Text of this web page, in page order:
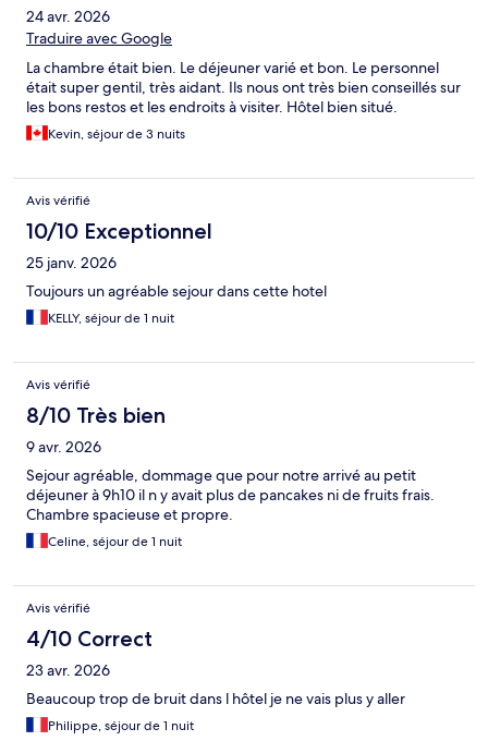
24 avr. 2026
Traduire avec Google
La chambre était bien. Le déjeuner varié et bon. Le personnel
était super gentil, très aidant. Ils nous ont très bien conseillés sur
les bons restos et les endroits à visiter. Hôtel bien situé.
Kevin, séjour de 3 nuits
Avis vérifié
10/10 Exceptionnel
25 janv. 2026
Toujours un agréable sejour dans cette hotel
KELLY, séjour de 1 nuit
Avis vérifié
8/10 Très bien
9 avr. 2026
Sejour agréable, dommage que pour notre arrivé au petit
déjeuner à 9h10 il n y avait plus de pancakes ni de fruits frais.
Chambre spacieuse et propre.
Celine, séjour de 1 nuit
Avis vérifié
4/10 Correct
23 avr. 2026
Beaucoup trop de bruit dans l hôtel je ne vais plus y aller
Philippe, séjour de 1 nuit